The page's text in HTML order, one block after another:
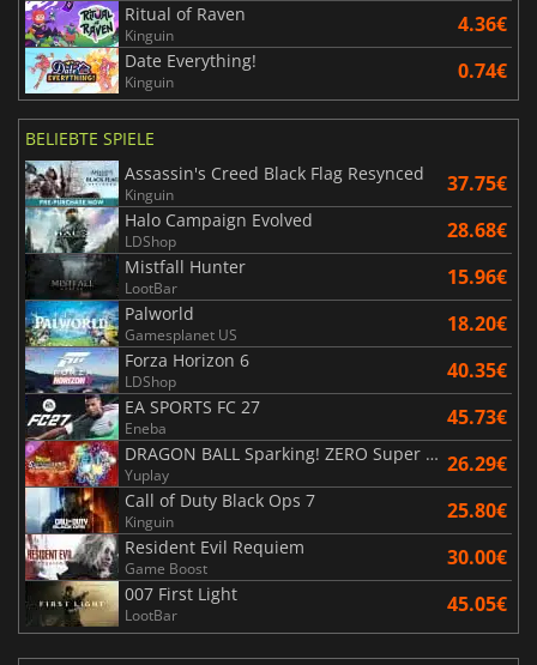
Ritual of Raven
Kinguin 4.36€
Date Everything!
Kinguin 0.74€
BELIEBTE SPIELE
Assassin's Creed Black Flag Resynced
Kinguin 37.75€
Halo Campaign Evolved
LDShop 28.68€
Mistfall Hunter
LootBar 15.96€
Palworld
Gamesplanet US 18.20€
Forza Horizon 6
LDShop 40.35€
EA SPORTS FC 27
Eneba 45.73€
DRAGON BALL Sparking! ZERO Super Limit Breaking NEO
Yuplay 26.29€
Call of Duty Black Ops 7
Kinguin 25.80€
Resident Evil Requiem
Game Boost 30.00€
007 First Light
LootBar 45.05€